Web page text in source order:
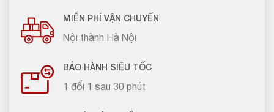
MIỄN PHÍ VẬN CHUYỂN
Nội thành Hà Nội
BẢO HÀNH SIÊU TỐC
1 đổi 1 sau 30 phút